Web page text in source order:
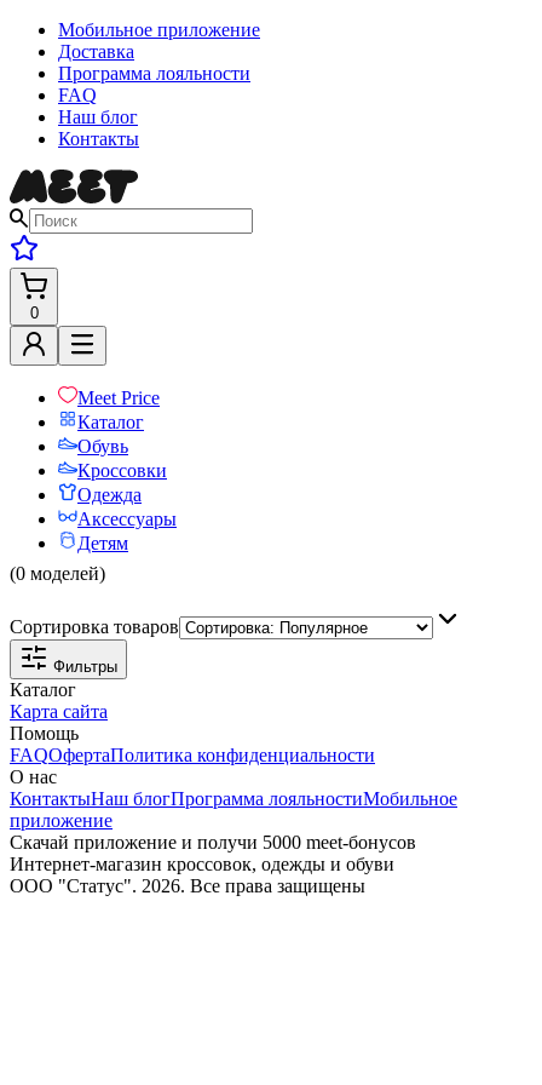
Мобильное приложение
Доставка
Программа лояльности
FAQ
Наш блог
Контакты
0
Meet Price
Каталог
Обувь
Кроссовки
Одежда
Аксессуары
Детям
(0 моделей)
Сортировка товаров
Фильтры
Каталог
Карта сайта
Помощь
FAQОфертаПолитика конфиденциальности
О нас
КонтактыНаш блогПрограмма лояльностиМобильное
приложение
Скачай приложение и получи 5000 meet-бонусов
Интернет-магазин кроссовок, одежды и обуви
ООО "Статус". 2026. Все права защищены